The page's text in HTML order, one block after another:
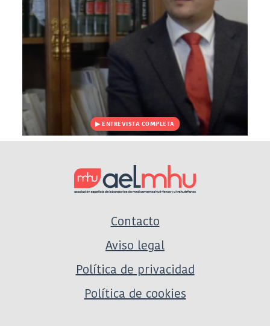
Contacto
Aviso legal
Política de privacidad
Política de cookies